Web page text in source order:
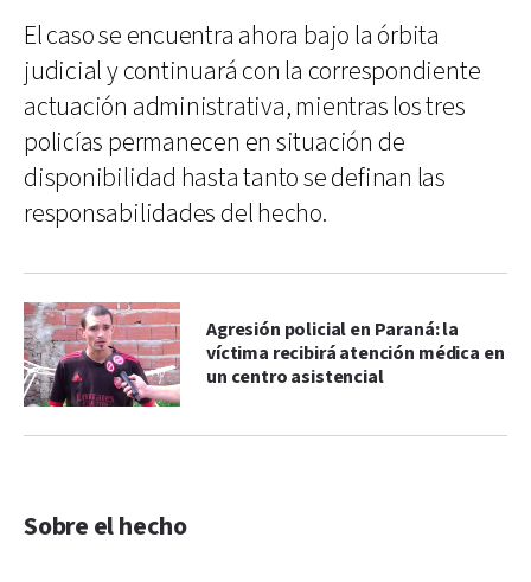
El caso se encuentra ahora bajo la órbita
judicial y continuará con la correspondiente
actuación administrativa, mientras los tres
policías permanecen en situación de
disponibilidad hasta tanto se definan las
responsabilidades del hecho.
Agresión policial en Paraná: la
víctima recibirá atención médica en
un centro asistencial
Sobre el hecho